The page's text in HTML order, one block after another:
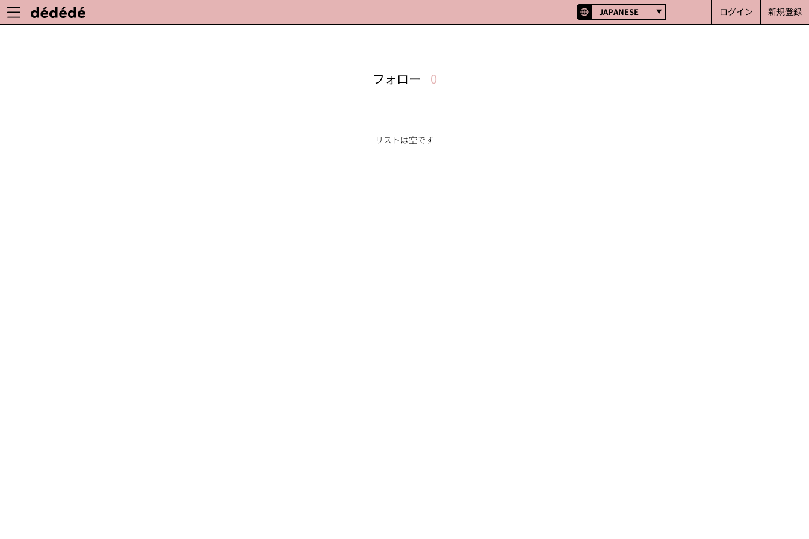
新規登録
ログイン
JAPANESE
フォロー 0
リストは空です